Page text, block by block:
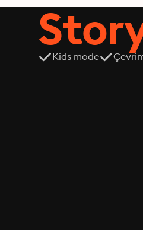
Kids mode